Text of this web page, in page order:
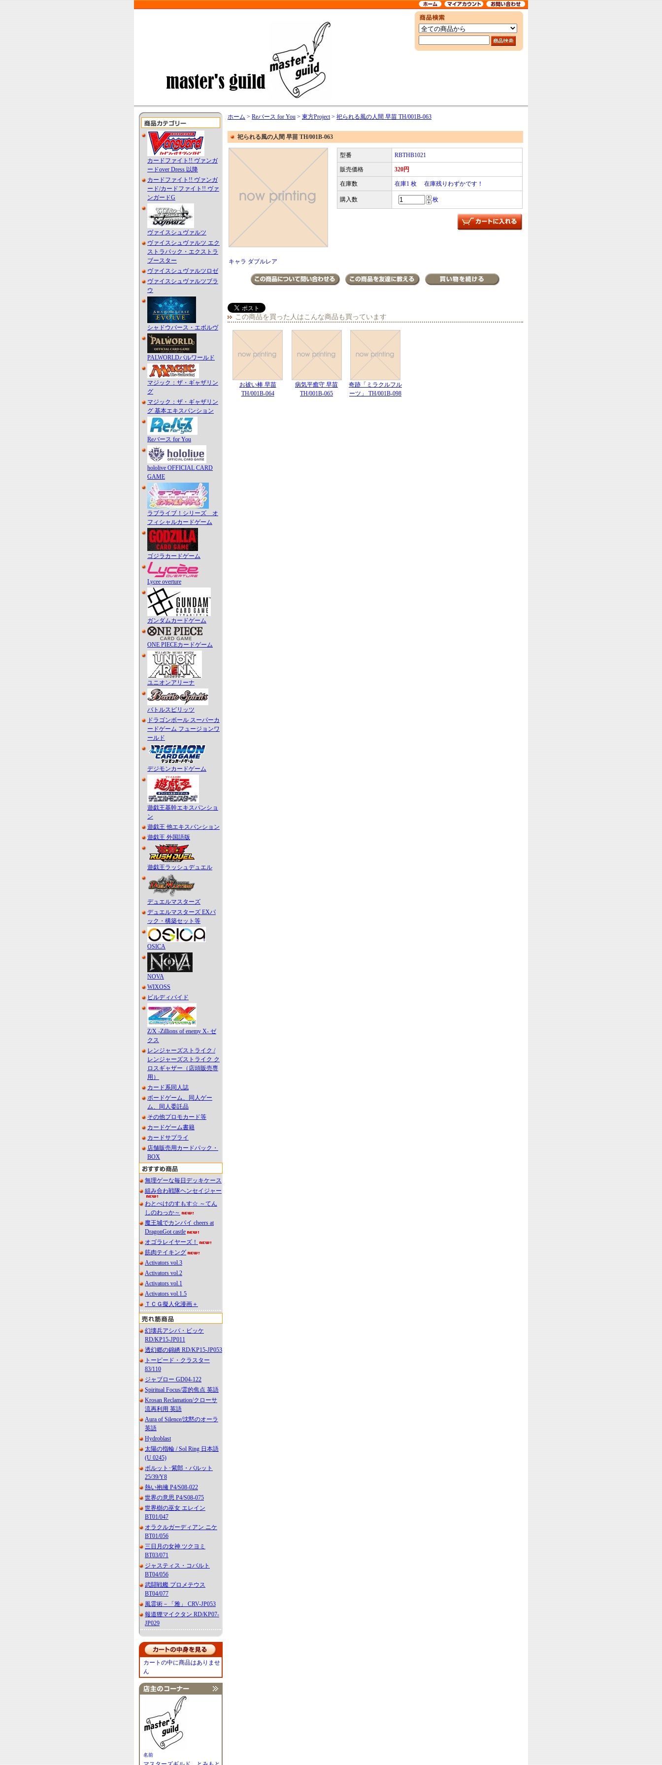
カードファイト!! ヴァンガ
ードover Dress 以降
カードファイト!! ヴァンガ
ード/カードファイト!! ヴァ
ンガードG
ヴァイスシュヴァルツ
ヴァイスシュヴァルツ エク
ストラパック・エクストラ
ブースター
ヴァイスシュヴァルツロゼ
ヴァイスシュヴァルツブラ
ウ
シャドウバース・エボルヴ
PALWORLDパルワールド
マジック：ザ・ギャザリン
グ
マジック：ザ・ギャザリン
グ 基本エキスパンション
Reバース for You
hololive OFFICIAL CARD
GAME
ラブライブ！シリーズ オ
フィシャルカードゲーム
ゴジラカードゲーム
Lycee overture
ガンダムカードゲーム
ONE PIECEカードゲーム
ユニオンアリーナ
バトルスピリッツ
ドラゴンボール スーパーカ
ードゲーム フュージョンワ
ールド
デジモンカードゲーム
遊戯王基幹エキスパンショ
ン
遊戯王 他エキスパンション
遊戯王 外国語版
遊戯王ラッシュデュエル
デュエルマスターズ
デュエルマスターズ EXパ
ック・構築セット等
OSICA
NOVA
WIXOSS
ビルディバイド
Z/X -Zillions of enemy X- ゼ
クス
レンジャーズストライク /
レンジャーズストライク ク
ロスギャザー（店頭販売専
用）
カード系同人誌
ボードゲーム、同人ゲー
ム、同人委託品
その他プロモカード等
カードゲーム書籍
カードサプライ
店舗販売用カードパック・
BOX
無理ゲーな毎日デッキケース
組み合わ戦隊ヘンセイジャー
わとぺけのすもす☆ ～てん
しのわっか～
魔王城でカンパイ cheers at
DragonGot castle
オゴラレイヤーズ！
筋肉テイキング
Activators vol.3
Activators vol.2
Activators vol.1
Activators vol.1.5
ＴＣＧ擬人化漫画＋
幻壊兵アシバ・ビッケ
RD/KP15-JP011
透幻郷の錦綉 RD/KP15-JP053
トーピード・クラスター
83/110
ジャブロー GD04-122
Spiritual Focus/霊的焦点 英語
Krosan Reclamation/クローサ
流再利用 英語
Aura of Silence/沈黙のオーラ
英語
Hydroblast
太陽の指輪 / Sol Ring 日本語
(U 0245)
ボルット･紫郎・バルット
25/39/Y8
熱い抱擁 P4/S08-022
世界の意思 P4/S08-075
世界樹の巫女 エレイン
BT01/047
オラクルガーディアン ニケ
BT01/056
三日月の女神 ツクヨミ
BT03/071
ジャスティス・コバルト
BT04/056
武闘戦艦 プロメテウス
BT04/077
風霊術－「雅」 CRV-JP053
報道狸マイクタン RD/KP07-
JP029
カートの中に商品はありませ
ん
名前
ホーム > Reバース for You > 東方Project> 祀られる風の人間 早苗 TH/001B-063
祀られる風の人間 早苗 TH/001B-063
型番 RBTHB1021
販売価格 320円
在庫数 在庫1 枚 在庫残りわずかです！
購入数 枚
キャラ ダブルレア
この商品を買った人はこんな商品も買っています
お祓い棒 早苗
TH/001B-064
病気平癒守 早苗
TH/001B-065
奇跡「ミラクルフル
ーツ」 TH/001B-098